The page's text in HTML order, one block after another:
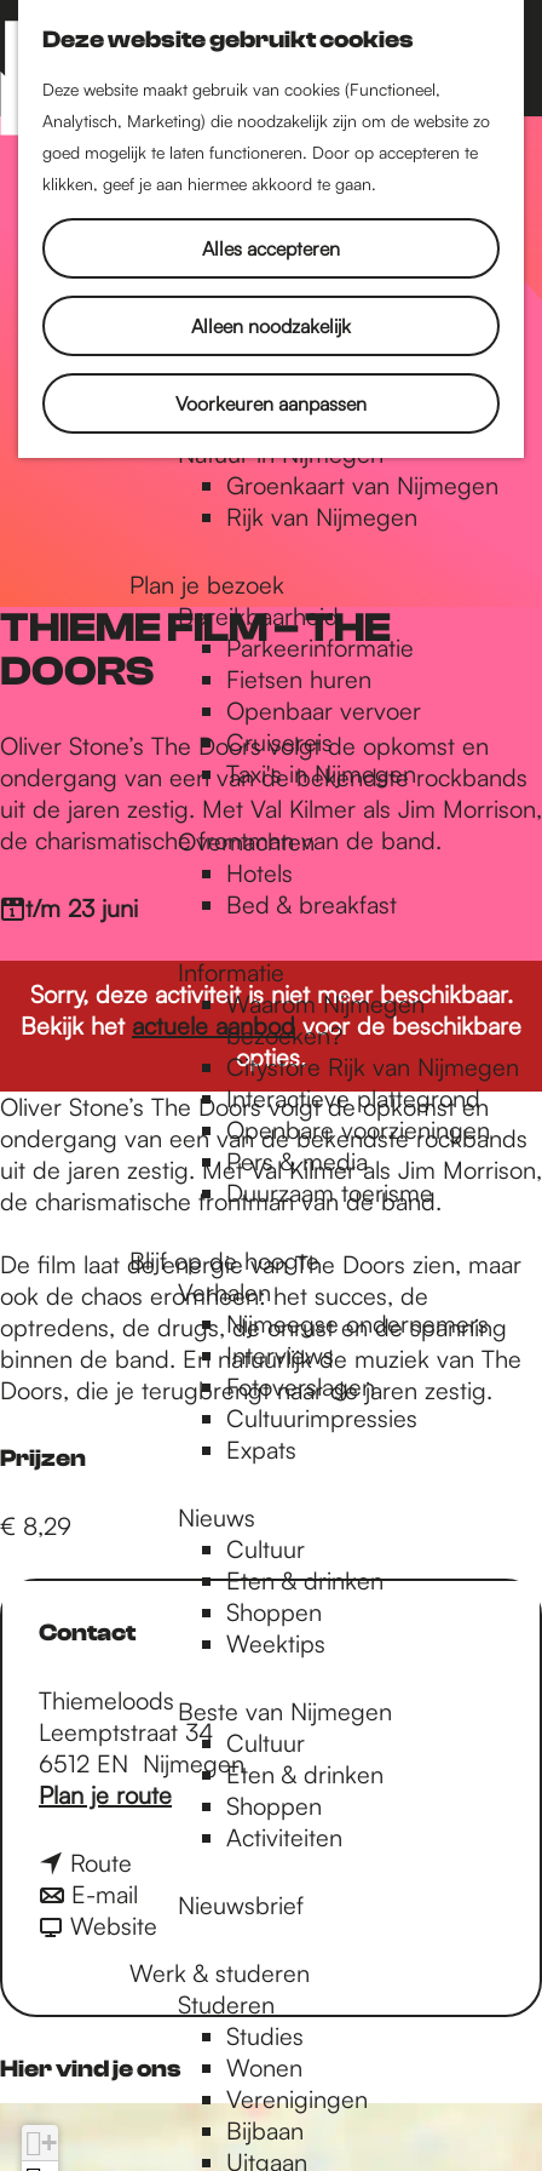
Deze website gebruikt cookies
Deze website maakt gebruik van cookies (Functioneel,
Analytisch, Marketing) die noodzakelijk zijn om de website zo
goed mogelijk te laten functioneren. Door op accepteren te
klikken, geef je aan hiermee akkoord te gaan.
Alles accepteren
Alleen noodzakelijk
Voorkeuren aanpassen
Z
o
e
k
e
K
a
a
r
t
M
e
n
Nijmegen-Nieuw-West
Dukenburg
Lindenholt
Historie
De oudste stad van
Nederland
Historische tijdlijn
Romeinse Limes
Vrede van Nijmegen
Penning
Natuur in Nijmegen
Groenkaart van Nijmegen
Rijk van Nijmegen
Plan je bezoek
Bereikbaarheid
Parkeerinformatie
Fietsen huren
Openbaar vervoer
Cruisereis
Taxi's in Nijmegen
Overnachten
Hotels
Bed & breakfast
Informatie
Waarom Nijmegen
bezoeken?
Citystore Rijk van Nijmegen
Interactieve plattegrond
Openbare voorzieningen
Pers & media
Duurzaam toerisme
Blijf op de hoogte
Verhalen
Nijmeegse ondernemers
Interviews
Fotoverslagen
Cultuurimpressies
Expats
Nieuws
Cultuur
Eten & drinken
Shoppen
Weektips
Beste van Nijmegen
Cultuur
Eten & drinken
Shoppen
Activiteiten
Nieuwsbrief
Werk & studeren
Studeren
Studies
Wonen
Verenigingen
Bijbaan
Uitgaan
THIEME FILM – THE
DOORS
Oliver Stone’s The Doors volgt de opkomst en
ondergang van een van de bekendste rockbands
uit de jaren zestig. Met Val Kilmer als Jim Morrison,
de charismatische frontman van de band.
t/m 23 juni
Sorry, deze activiteit is niet meer beschikbaar.
Bekijk het actuele aanbodvoor de beschikbare
opties.
Oliver Stone’s The Doors volgt de opkomst en
ondergang van een van de bekendste rockbands
uit de jaren zestig. Met Val Kilmer als Jim Morrison,
de charismatische frontman van de band.
De film laat de energie van The Doors zien, maar
ook de chaos eromheen: het succes, de
optredens, de drugs, de onrust en de spanning
binnen de band. En natuurlijk de muziek van The
Doors, die je terugbrengt naar de jaren zestig.
Prijzen
€ 8,29
Contact
Thiemeloods
Leemptstraat 34
6512 EN Nijmegen
Plan je routen
T
I
E
E
F
Route
a
a
r
T
H
E
M
E-mail
a
a
r
T
I
E
Website
n
T
I
E
Hier vind je ons
+